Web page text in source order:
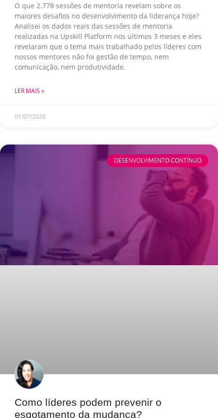
O que 2.778 sessões de mentoria revelam sobre os
maiores desafios no desenvolvimento da liderança hoje?
Analisei os dados reais das sessões de mentoria
realizadas na Upskill Platform nos últimos 3 meses e eles
revelaram que o tema mais trabalhado pelos líderes com
nossos mentores não foi gestão de tempo, nem
comunicação, nem produtividade.
LER MAIS »
01/07/2026
DESENVOLVIMENTO CONTÍNUO
Como líderes podem prevenir o
esgotamento da mudança?